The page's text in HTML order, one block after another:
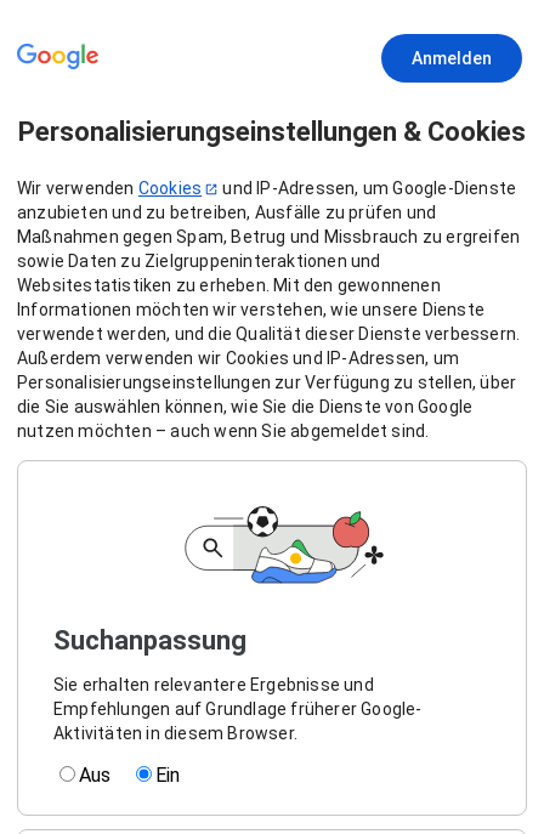
Anmelden
Personalisierungseinstellungen & Cookies
Wir verwenden Cookies
und IP-Adressen, um Google-Dienste
anzubieten und zu betreiben, Ausfälle zu prüfen und
Maßnahmen gegen Spam, Betrug und Missbrauch zu ergreifen
sowie Daten zu Zielgruppeninteraktionen und
Websitestatistiken zu erheben. Mit den gewonnenen
Informationen möchten wir verstehen, wie unsere Dienste
verwendet werden, und die Qualität dieser Dienste verbessern.
Außerdem verwenden wir Cookies und IP-Adressen, um
Personalisierungseinstellungen zur Verfügung zu stellen, über
die Sie auswählen können, wie Sie die Dienste von Google
nutzen möchten – auch wenn Sie abgemeldet sind.
Suchanpassung
Sie erhalten relevantere Ergebnisse und
Empfehlungen auf Grundlage früherer Google-
Aktivitäten in diesem Browser.
Aus Ein